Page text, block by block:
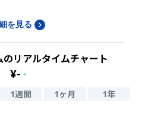
を見る
のリアルタイムチャート
¥- -
1週間 1ヶ月 1年